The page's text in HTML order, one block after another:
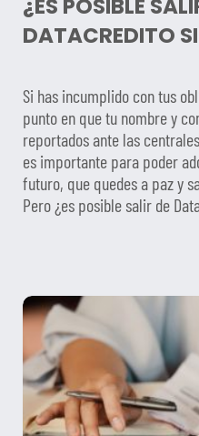
¿ES POSIBLE
DATACREDITO
Si has incumplido con tus
punto en que tu nombre y
reportados ante las
es importante para poder
futuro, que quedes a paz y
Pero ¿es posible salir de